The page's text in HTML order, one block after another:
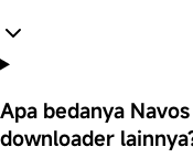
Apa bedanya
downloader